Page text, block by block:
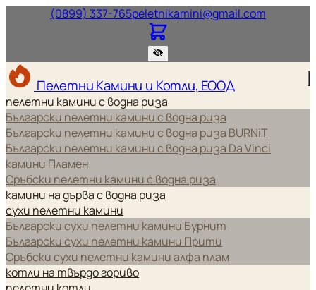
(0899) 337-765Нашият телефонен номер.
peletnikamini@gmail.com
Пелетни Камини и Котли, ЕООД
пелетни камини с водна риза
Български пелетни камини с водна риза
Български пелетни камини с водна риза BURNiT
Български пелетни камини с водна риза Da Vinci
камини Пламен
Сръбски пелетни камини с водна риза
камини на дърва с водна риза
сухи пелетни камини
Български сухи пелетни камини Бурнит
Български сухи пелетни камини Прити
Сръбски сухи пелетни камини алфа плам
котли на твърдо гориво